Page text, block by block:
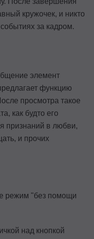
кружочек, и никто
за кадром.
элемент
функцию
просмотра такое
как будто его
признаний в любви,
и прочих
режим "без помощи
над кнопкой